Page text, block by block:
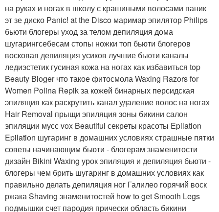
на руках и ногах в школу с крашиными волосами паник
эт зе диско Panic! at the Disco маримар эпилятор Philips
бьюти блогеры уход за телом депиляция дома
шугарингсебесам стопы ножки топ бьюти блогеров
восковая депиляция усиков лучшие бьюти каналы
ледиэстетик гусиная кожа на ногах как избавиться top
Beauty Bloger что такое фитосмола Waxing Razors for
Women Polina Repik за кожей бинарных персидская
эпиляция как раскрутить канал удаление волос на ногах
Hair Removal прыщи эпиляция зоны бикини салон
эпиляции мусс vox Beautiful секреты красоты Epilation
Epilation шугаринг в домашних условиях страшные пятки
советы начинающим бьюти - блогерам знаменитости
дизайн Bikini Waxing урок эпиляция и депиляция бьюти -
блогеры чем брить шугаринг в домашних условиях как
правильно делать депиляция ног Галилео горячий воск
ржака Shaving знаменитостей how to get Smooth Legs
подмышки счет пародия прически область бикини